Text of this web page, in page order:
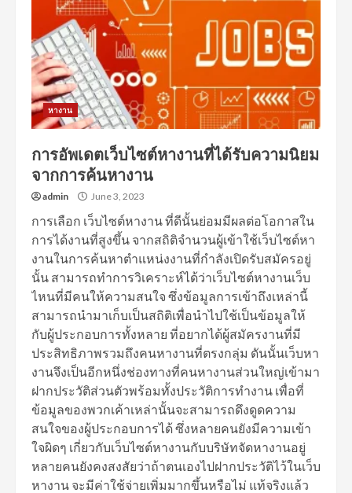
หางาน
การอัพเดตเว็บไซต์หางานที่ได้รับความนิยม
จากการค้นหางาน
admin June 3, 2023
การเลือก เว็บไซต์หางาน ที่ดีนั้นย่อมมีผลต่อโอกาสใน
การได้งานที่สูงขึ้น จากสถิติจำนวนผู้เข้าใช้เว็บไซต์หา
งานในการค้นหาตำแหน่งงานที่กำลังเปิดรับสมัครอยู่
นั้น สามารถทำการวิเคราะห์ได้ว่าเว็บไซต์หางานเว็บ
ไหนที่มีคนให้ความสนใจ ซึ่งข้อมูลการเข้าถึงเหล่านี้
สามารถนำมาเก็บเป็นสถิติเพื่อนำไปใช้เป็นข้อมูลให้
กับผู้ประกอบการทั้งหลาย ที่อยากได้ผู้สมัครงานที่มี
ประสิทธิภาพรวมถึงคนหางานที่ตรงกลุ่ม ดันนั้นเว็บหา
งานจึงเป็นอีกหนึ่งช่องทางที่คนหางานส่วนใหญ่เข้ามา
ฝากประวัติส่วนตัวพร้อมทั้งประวัติการทำงาน เพื่อที่
ข้อมูลของพวกเค้าเหล่านั้นจะสามารถดึงดูดความ
สนใจของผู้ประกอบการได้ ซึ่งหลายคนยังมีความเข้า
ใจผิดๆ เกี่ยวกับเว็บไซต์หางานกับบริษัทจัดหางานอยู่
หลายคนยังคงสงสัยว่าถ้าตนเองไปฝากประวัติไว้ในเว็บ
หางาน จะมีค่าใช้จ่ายเพิ่มมากขึ้นหรือไม่ แท้จริงแล้ว